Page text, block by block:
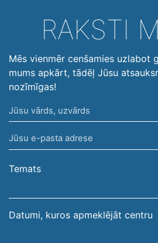
RAKSTI
Mēs vienmēr cenšamies uzlabot
mums apkārt, tādēļ Jūsu
nozīmīgas!
Jūsu
vārds,
uzvārds
Jūsu
e-
pasta
Temats
Datumi, kuros apmeklējāt centru